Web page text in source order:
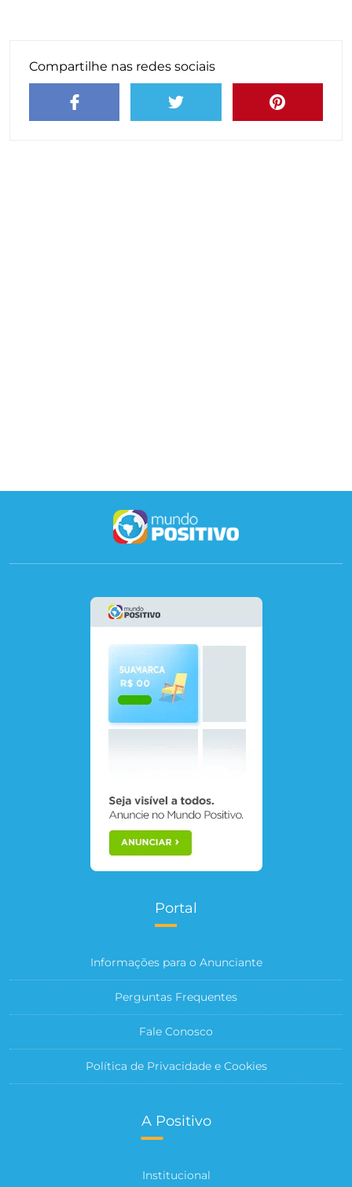
Compartilhe nas redes sociais
Portal
Informações para o Anunciante
Perguntas Frequentes
Fale Conosco
Política de Privacidade e Cookies
A Positivo
Institucional